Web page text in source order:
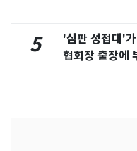
5
'심판 성접대'
협회장 출장에